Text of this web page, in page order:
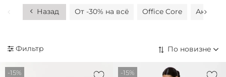
Назад От -30% на всё Office Core
Фильтр
-15% -15%